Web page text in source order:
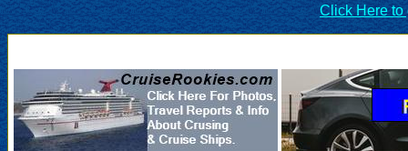
Click Here to